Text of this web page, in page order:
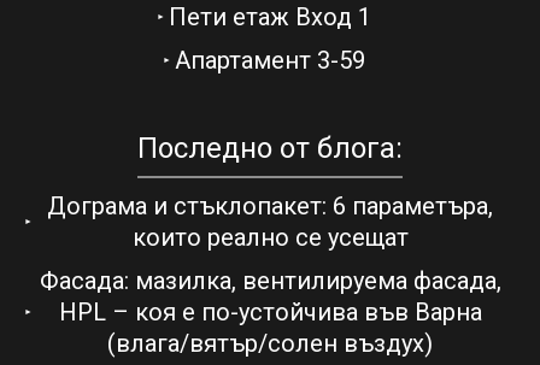
Пети етаж Вход 1
Апартамент 3-59
Последно от блога:
Дограма и стъклопакет: 6 параметъра,
които реално се усещат
Фасада: мазилка, вентилируема фасада,
HPL – коя е по-устойчива във Варна
(влага/вятър/солен въздух)